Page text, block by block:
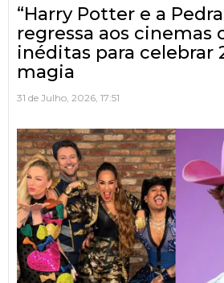
“Harry Potter e a
regressa aos cinemas
inéditas para celebrar
magia
31 de Julho, 2026, 17:51